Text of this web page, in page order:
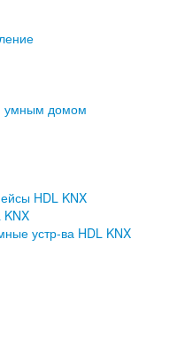
умным домом
HDL KNX
KNX
устр-ва HDL KNX